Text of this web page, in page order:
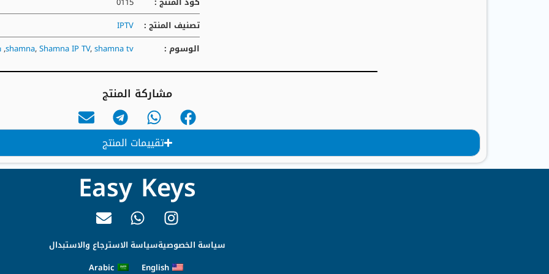
تصنيف المنتج :
IPTV
الوسوم :
shamna,Shamna IP TV,shamna tv
,
مشاركة المنتج
تقييمات المنتج
Easy Keys
سياسة الخصوصيةسياسة الاسترجاع والاستبدال
English
Arabic